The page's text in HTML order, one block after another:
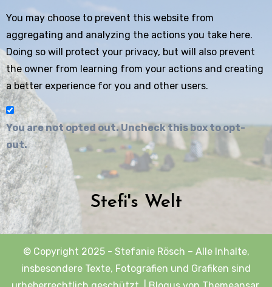
You may choose to prevent this website from
aggregating and analyzing the actions you take here.
Doing so will protect your privacy, but will also prevent
the owner from learning from your actions and creating
a better experience for you and other users.
You are not opted out. Uncheck this box to opt-
out.
Stefi's Welt
© Copyright 2025 - Stefanie Rösch – Alle Inhalte,
insbesondere Texte, Fotografien und Grafiken sind